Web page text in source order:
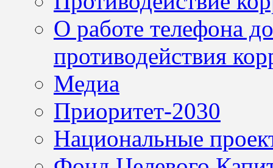
О работе телефона
противодействия
Медиа
Приоритет-2030
Национальные